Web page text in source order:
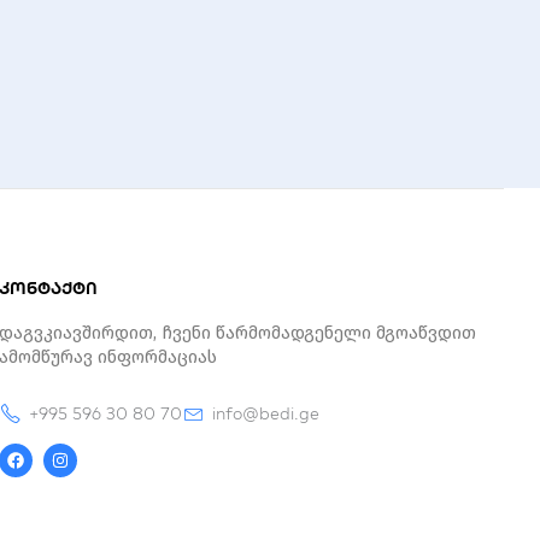
კონტაქტი
Დაგვკიავშირდით, Ჩვენი Წარმომადგენელი Მგოაწვდით
Ამომწურავ Ინფორმაციას
+995 596 30 80 70
info@bedi.ge
a
c
e
n
s
t